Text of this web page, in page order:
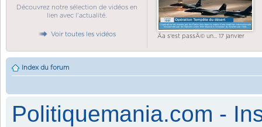
Découvrez notre sélection de vidéos en
lien avec l'actualité.
Voir toutes les vidéos Ãa s'est passÃ© un... 17 janvier
Index du forum
Politiquemania.com -